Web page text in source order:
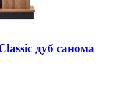
дуб санома